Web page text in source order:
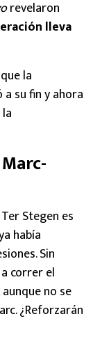
revelaron
lleva
la
su fin y ahora
Stegen es
había
Sin
correr el
no se
¿Reforzarán